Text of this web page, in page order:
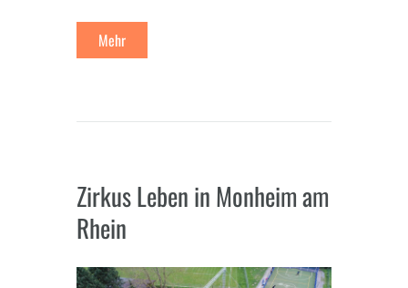
Mehr
Zirkus Leben in Monheim am
Rhein